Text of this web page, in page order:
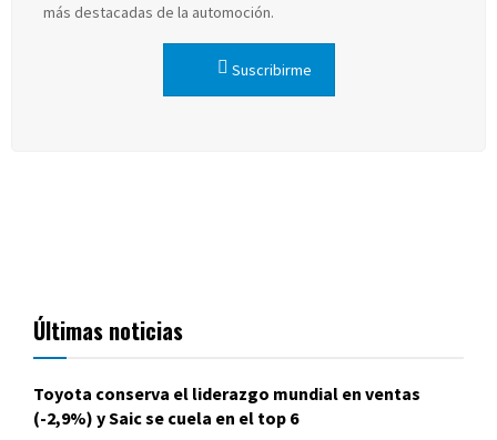
más destacadas de la automoción.
Suscribirme
Últimas noticias
Toyota conserva el liderazgo mundial en ventas
(-2,9%) y Saic se cuela en el top 6